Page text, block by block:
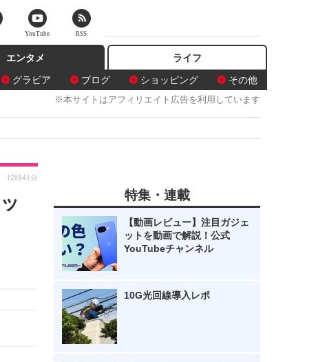
エンタメ
グラビア ブログ ショッピング その他
ライフ
※本サイトはアフィリエイト広告を利用しています
12時41分
特集・連載
【動画レビュー】注目ガジェ
ットを動画で解説！公式
YouTubeチャンネル
10G光回線導入レポ
YouTube RSS